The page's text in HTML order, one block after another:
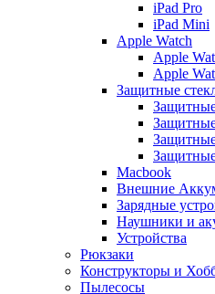
iPad Pro
iPad Mini
Apple Watch
Apple
Apple
Защитные
Защитные
Macbook
Внешние
Зарядные
Наушники и
Устройства
Рюкзаки
Конструкторы и
Пылесосы